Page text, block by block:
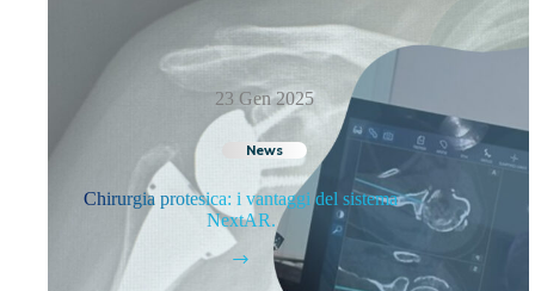
23 Gen 2025
News
Chirurgia protesica: i vantaggi del sistema
NextAR.